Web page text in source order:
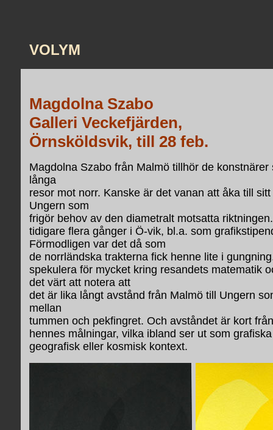
VOLYM
Magdolna Szabo
Galleri Veckefjärden,
Örnsköldsvik, till 28 feb.
Magdolna Szabo från Malmö tillhör de
långa
resor mot norr. Kanske är det vanan att åka till
Ungern som
frigör behov av den diametralt motsatta
tidigare flera gånger i Ö-vik, bl.a. som
Förmodligen var det då som
de norrländska trakterna fick henne lite i
spekulera för mycket kring resandets matematik
det värt att notera att
det är lika långt avstånd från Malmö till Ungern
mellan
tummen och pekfingret. Och avståndet är kort
hennes målningar, vilka ibland ser ut som
geografisk eller kosmisk kontext.